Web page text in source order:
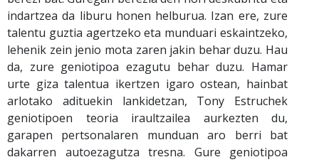
indartzea da liburu honen helburua. Izan ere, zure
talentu guztia agertzeko eta munduari eskaintzeko,
lehenik zein jenio mota zaren jakin behar duzu. Hau
da, zure geniotipoa ezagutu behar duzu. Hamar
urte giza talentua ikertzen igaro ostean, hainbat
arlotako adituekin lankidetzan, Tony Estruchek
geniotipoen teoria iraultzailea aurkezten du,
garapen pertsonalaren munduan aro berri bat
dakarren autoezagutza tresna. Gure geniotipoa